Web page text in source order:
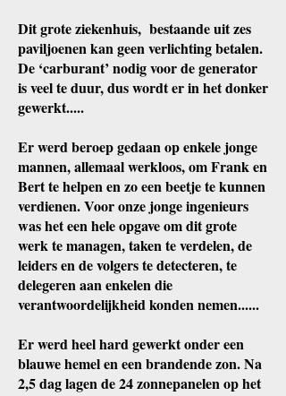
Dit grote ziekenhuis, bestaande uit zes
paviljoenen kan geen verlichting betalen.
De ‘carburant’ nodig voor de generator
is veel te duur, dus wordt er in het donker
gewerkt.....
Er werd beroep gedaan op enkele jonge
mannen, allemaal werkloos, om Frank en
Bert te helpen en zo een beetje te kunnen
verdienen. Voor onze jonge ingenieurs
was het een hele opgave om dit grote
werk te managen, taken te verdelen, de
leiders en de volgers te detecteren, te
delegeren aan enkelen die
verantwoordelijkheid konden nemen......
Er werd heel hard gewerkt onder een
blauwe hemel en een brandende zon. Na
2,5 dag lagen de 24 zonnepanelen op het